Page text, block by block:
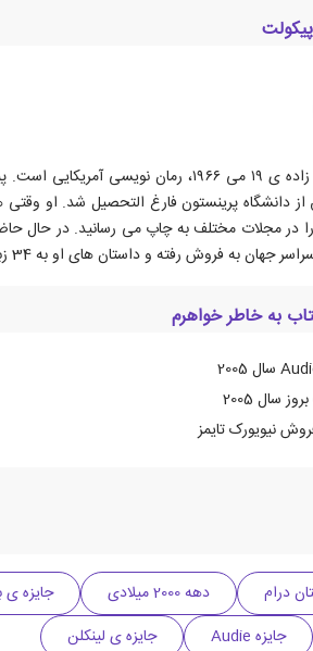
دانشگاه پرینستون فارغ التحصیل شد. او
در مجلات مختلف به چاپ می رسانید. در حال
به فروش رفته و داستان های او به 34 زبان ترجمه شده اند.
به خاطر خواهرم
سال 2005
نیویورک تایمز
درام دهه 2000 میلادی
جایزه ی
جایزه Audie
جایزه ی لینکلن